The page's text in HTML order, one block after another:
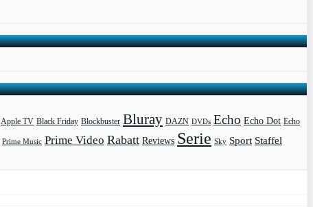
Apple TV Black Friday Blockbuster Bluray DAZN DVDs Echo Echo Dot Echo
Prime Music Prime Video Rabatt Reviews Serie Sky Sport Staffel